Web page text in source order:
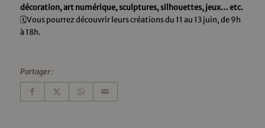
décoration, art numérique, sculptures, silhouettes, jeux… etc.
🗓️Vous pourrez découvrir leurs créations du 11 au 13 juin, de 9h
à 18h.
Partager :